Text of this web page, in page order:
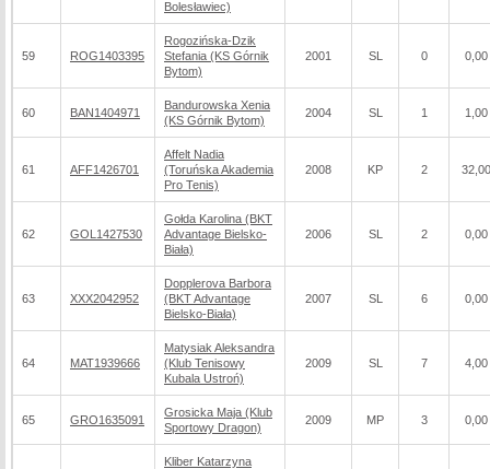
Bolesławiec)
59 ROG1403395
Rogozińska-Dzik
Stefania (KS Górnik
Bytom)
2001 SL 0 0,00
60 BAN1404971
Bandurowska Xenia
(KS Górnik Bytom)
2004 SL 1 1,00
61 AFF1426701
Affelt Nadia
(Toruńska Akademia
Pro Tenis)
2008 KP 2 32,00
62 GOL1427530
Gołda Karolina (BKT
Advantage Bielsko-
Biała)
2006 SL 2 0,00
63 XXX2042952
Dopplerova Barbora
(BKT Advantage
Bielsko-Biała)
2007 SL 6 0,00
64 MAT1939666
Matysiak Aleksandra
(Klub Tenisowy
Kubala Ustroń)
2009 SL 7 4,00
65 GRO1635091
Grosicka Maja (Klub
Sportowy Dragon)
2009 MP 3 0,00
Kliber Katarzyna